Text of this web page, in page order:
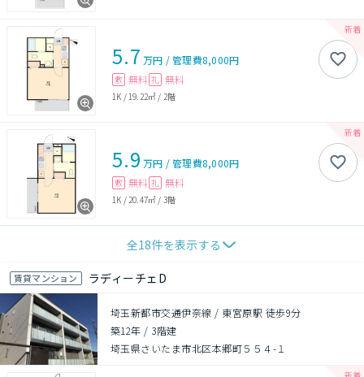
5.7 万円 /管理費8,000円
敷 無料 礼 無料
1K / 19.22㎡ / 2階
5.9 万円 /管理費8,000円
敷 無料 礼 無料
1K / 20.47㎡ / 3階
全18件を表示する
賃貸マンション ラディーチェD
埼玉新都市交通伊奈線 / 東宮原駅 徒歩9分
築12年 / 3階建
埼玉県さいたま市北区本郷町５５４-１